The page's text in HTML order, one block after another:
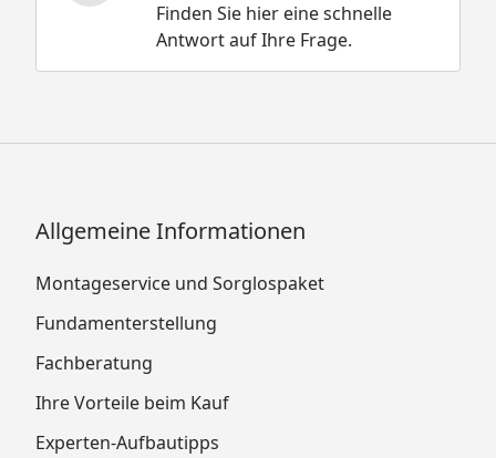
Finden Sie hier eine schnelle
Antwort auf Ihre Frage.
Allgemeine Informationen
Montageservice und Sorglospaket
Fundamenterstellung
Fachberatung
Ihre Vorteile beim Kauf
Experten-Aufbautipps